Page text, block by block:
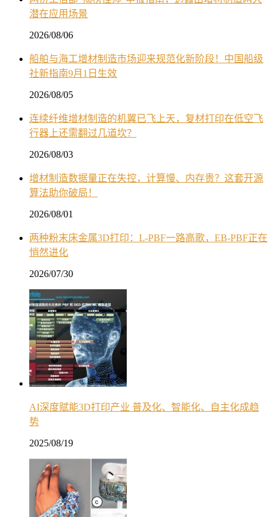
潜在应用场景
2026/08/06
船舶与海工增材制造市场迎来规范化新阶段！中国船级
社新指南9月1日生效
2026/08/05
连续纤维增材制造的机翼已飞上天，复材打印在低空飞
行器上还需翻过几道坎？
2026/08/03
增材制造数据量正在失控，计算慢、内存贵？这套开源
算法助你破局！
2026/08/01
两种粉末床金属3D打印：L-PBF一路高歌，EB-PBF正在
悄然进化
2026/07/30
AI深度赋能3D打印产业 普及化、智能化、自主化成趋
势
2025/08/19